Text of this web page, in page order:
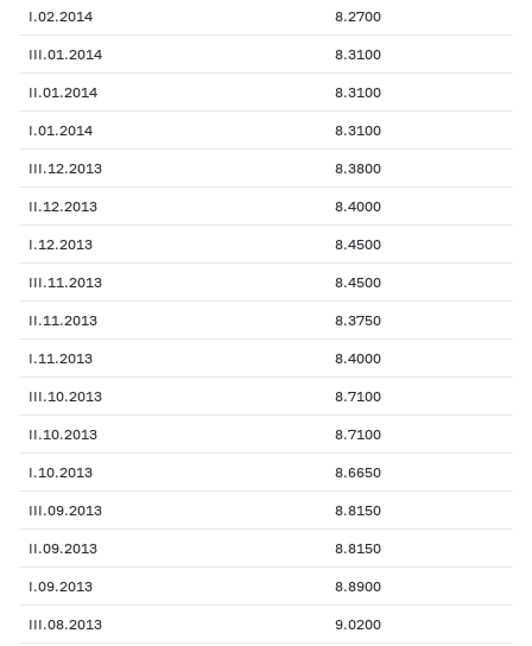
I.02.2014 8.2700
III.01.2014 8.3100
II.01.2014 8.3100
I.01.2014 8.3100
III.12.2013 8.3800
II.12.2013 8.4000
I.12.2013 8.4500
III.11.2013 8.4500
II.11.2013 8.3750
I.11.2013 8.4000
III.10.2013 8.7100
II.10.2013 8.7100
I.10.2013 8.6650
III.09.2013 8.8150
II.09.2013 8.8150
I.09.2013 8.8900
III.08.2013 9.0200